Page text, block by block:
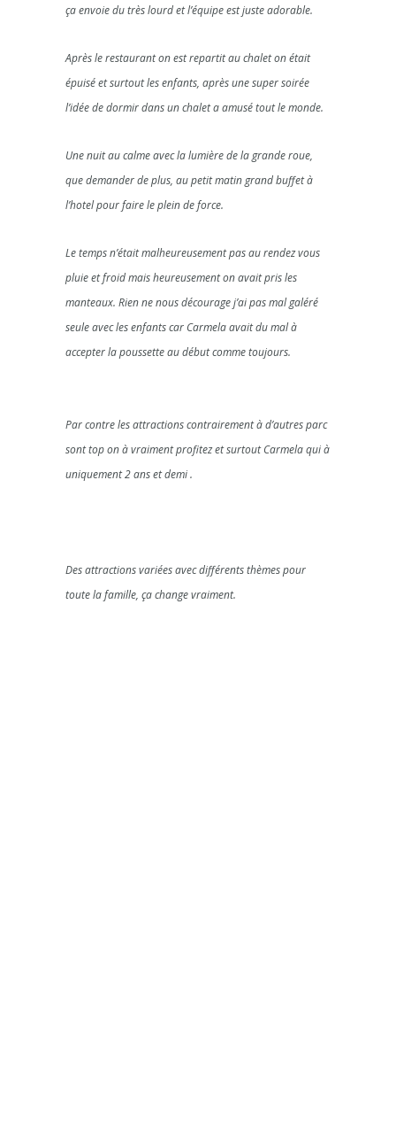
ça envoie du très lourd et l’équipe est juste adorable.
Après le restaurant on est repartit au chalet on était
épuisé et surtout les enfants, après une super soirée
l’idée de dormir dans un chalet a amusé tout le monde.
Une nuit au calme avec la lumière de la grande roue,
que demander de plus, au petit matin grand buffet à
l’hotel pour faire le plein de force.
Le temps n’était malheureusement pas au rendez vous
pluie et froid mais heureusement on avait pris les
manteaux. Rien ne nous décourage j’ai pas mal galéré
seule avec les enfants car Carmela avait du mal à
accepter la poussette au début comme toujours.
Par contre les attractions contrairement à d’autres parc
sont top on à vraiment profitez et surtout Carmela qui à
uniquement 2 ans et demi .
Des attractions variées avec différents thèmes pour
toute la famille, ça change vraiment.